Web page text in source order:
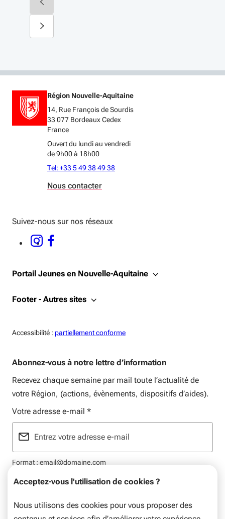
Acceptez-vous l'utilisation de cookies ?
Nous utilisons des cookies pour vous proposer des
Région Nouvelle-Aquitaine
14, Rue François de Sourdis
33 077 Bordeaux Cedex
France
Ouvert du lundi au vendredi
de 9h00 à 18h00
Tel: +33 5 49 38 49 38
Nous contacter
Suivez-nous sur nos réseaux
INSTAGRAM - OUVERTURE DANS UNE NOUVELLE FENÊTRE
FACEBOOK - OUVERTURE DANS UNE NOUVELLE FENÊTRE
Portail Jeunes en Nouvelle-Aquitaine
Footer - Autres sites
Accessibilité : Accessiblité:
partiellement conforme
Abonnez-vous à notre lettre d’information
Recevez chaque semaine par mail toute l’actualité de
votre Région, (actions, évènements, dispositifs d’aides).
Votre adresse e-mail *
Format : email@domaine.com